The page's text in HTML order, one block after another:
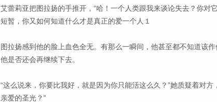
艾蕾莉亚把图拉扬的手推开，“哈！一个人类跟我来谈论失去？你对
短暂，你又如何知道什么才是真正的爱一个人１
图拉扬感到他的脸上血色全无。有那么一瞬间，他甚至都不知道该
他是否还会再继续下去。
“这么说来，你要比我好，就是因为你只能活这么久？”她质疑着对
亲爱的圣光？”